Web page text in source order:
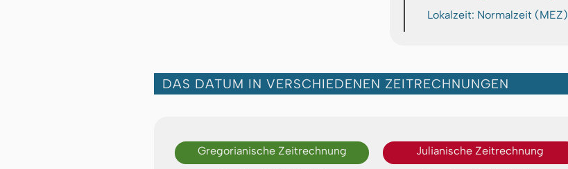
Lokalzeit: Normalzeit (MEZ)
DAS DATUM IN VERSCHIEDENEN ZEITRECHNUNGEN
Gregorianische Zeitrechnung
Julianische Zeitrechnung